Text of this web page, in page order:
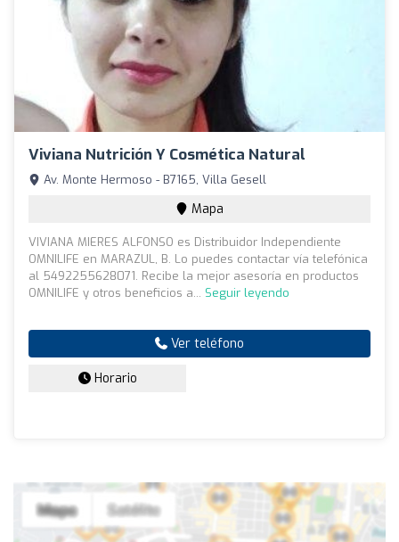
Viviana Nutrición Y Cosmética Natural
Av. Monte Hermoso - B7165, Villa Gesell
Mapa
VIVIANA MIERES ALFONSO es Distribuidor Independiente
OMNILIFE en MARAZUL, B. Lo puedes contactar vía telefónica
al 5492255628071. Recibe la mejor asesoría en productos
OMNILIFE y otros beneficios a... Seguir leyendo
Ver teléfono
Horario